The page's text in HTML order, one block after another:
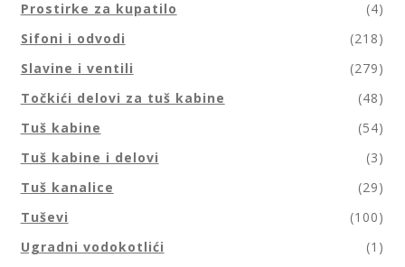
Prostirke za kupatilo
(4)
Sifoni i odvodi
(218)
Slavine i ventili
(279)
Točkići delovi za tuš kabine
(48)
Tuš kabine
(54)
Tuš kabine i delovi
(3)
Tuš kanalice
(29)
Tuševi
(100)
Ugradni vodokotlići
(1)